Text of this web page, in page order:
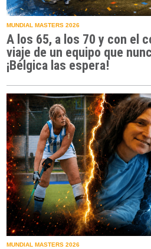
MUNDIAL MASTERS 2026
A los 65, a los 70 y con el
viaje de un equipo que
¡Bélgica las espera!
MUNDIAL MASTERS 2026